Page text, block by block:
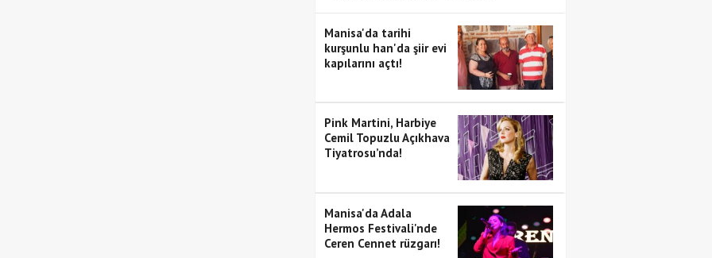
Manisa'da tarihi
kurşunlu han'da şiir evi
kapılarını açtı!
Pink Martini, Harbiye
Cemil Topuzlu Açıkhava
Tiyatrosu’nda!
Manisa'da Adala
Hermos Festivali'nde
Ceren Cennet rüzgarı!